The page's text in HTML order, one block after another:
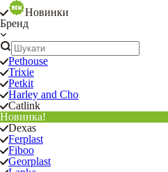
Новинки
Бренд
Pethouse
Trixie
Petkit
Harley and Cho
Catlink
Новинка!
Dexas
Ferplast
Fiboo
Georplast